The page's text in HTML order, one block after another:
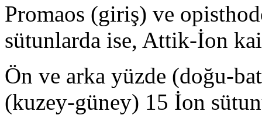
Promaos (giriş) ve
sütunlarda ise, Attik-İon
Ön ve arka yüzde (doğu-
(kuzey-güney) 15 İon